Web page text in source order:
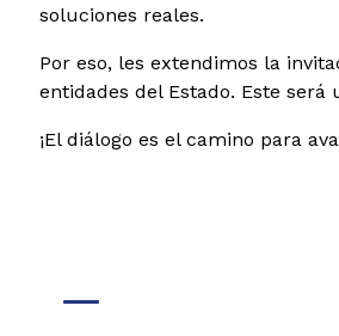
soluciones reales.
Por eso, les extendimos la
entidades del Estado. Este
¡El diálogo es el camino para